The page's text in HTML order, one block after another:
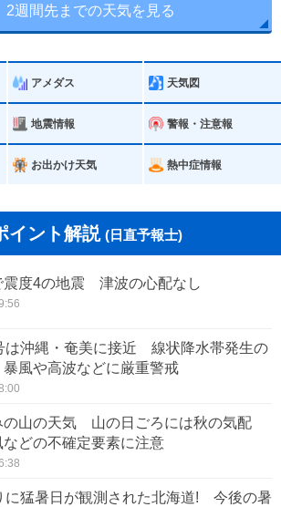
2週間先までの天気を見る
アメダス 天気図
地震情報 警報・注意報
お出かけ天気 熱中症情報
イント解説 (日直予報士)
震度4の地震 津波の心配なし
は沖縄・奄美に接近 線状降水帯発生の
風や高波などに厳重警戒
の山の天気 山の日ごろには秋の気配
どの不確定要素に注意
に猛暑日が観測された北海道! 今後の暑